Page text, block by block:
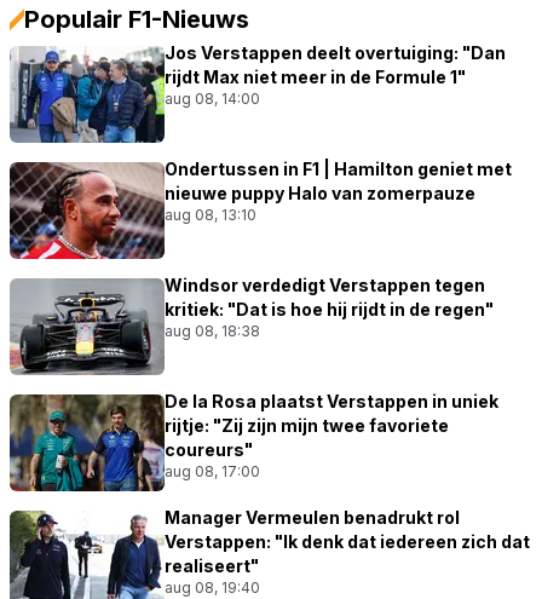
Populair F1-Nieuws
Jos Verstappen deelt overtuiging: "Dan
rijdt Max niet meer in de Formule 1"
aug 08, 14:00
Ondertussen in F1 | Hamilton geniet met
nieuwe puppy Halo van zomerpauze
aug 08, 13:10
Windsor verdedigt Verstappen tegen
kritiek: "Dat is hoe hij rijdt in de regen"
aug 08, 18:38
De la Rosa plaatst Verstappen in uniek
rijtje: "Zij zijn mijn twee favoriete
coureurs"
aug 08, 17:00
Manager Vermeulen benadrukt rol
Verstappen: "Ik denk dat iedereen zich dat
realiseert"
aug 08, 19:40